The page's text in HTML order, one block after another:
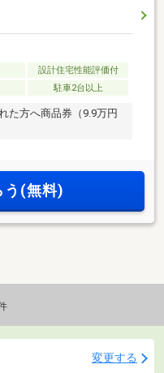
設計住宅性能評価付
駐車2台以上
た方へ商品券（9.9万円
う(無料)
変更する